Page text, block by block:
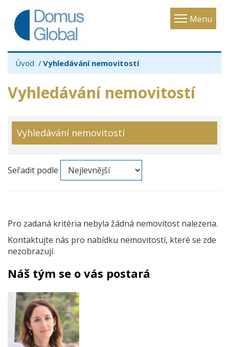
Menu
Toggle
Úvod Vyhledávání nemovitostí
Vyhledávání nemovitostí
Vyhledávání nemovitostí
Seřadit podle
Pro zadaná kritéria nebyla žádná nemovitost nalezena.
Kontaktujte nás pro nabídku nemovitostí, které se zde
nezobrazují.
Náš tým se o vás postará